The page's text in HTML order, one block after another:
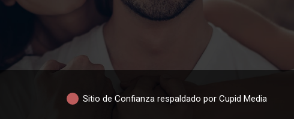
Sitio de Confianza respaldado por Cupid Media